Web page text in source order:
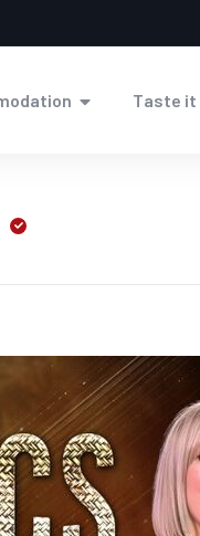
Taste it